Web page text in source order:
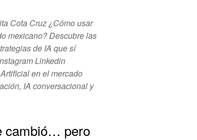
Cota Cruz ¿Cómo usar
mexicano? Descubre las
de IA que sí
Linkedin
en el mercado
IA conversacional y
cambió… pero